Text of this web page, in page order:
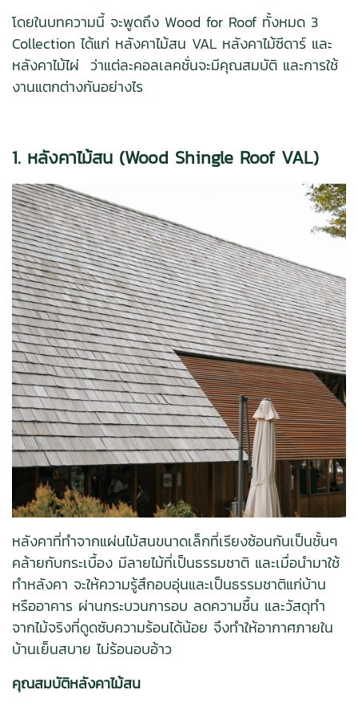
โดยในบทความนี้ จะพูดถึง Wood for Roof ทั้งหมด 3
Collection ได้แก่ หลังคาไม้สน VAL หลังคาไม้ซีดาร์ และ
หลังคาไม้ไผ่ ว่าแต่ละคอลเลคชั่นจะมีคุณสมบัติ และการใช้
งานแตกต่างกันอย่างไร
1. หลังคาไม้สน (Wood Shingle Roof VAL)
หลังคาที่ทำจากแผ่นไม้สนขนาดเล็กที่เรียงซ้อนกันเป็นชั้นๆ
คล้ายกับกระเบื้อง มีลายไม้ที่เป็นธรรมชาติ และเมื่อนำมาใช้
ทำหลังคา จะให้ความรู้สึกอบอุ่นและเป็นธรรมชาติแก่บ้าน
หรืออาคาร ผ่านกระบวนการอบ ลดความชื้น และวัสดุทำ
จากไม้จริงที่ดูดซับความร้อนได้น้อย จึงทําให้อากาศภายใน
บ้านเย็นสบาย ไม่ร้อนอบอ้าว
คุณสมบัติหลังคาไม้สน